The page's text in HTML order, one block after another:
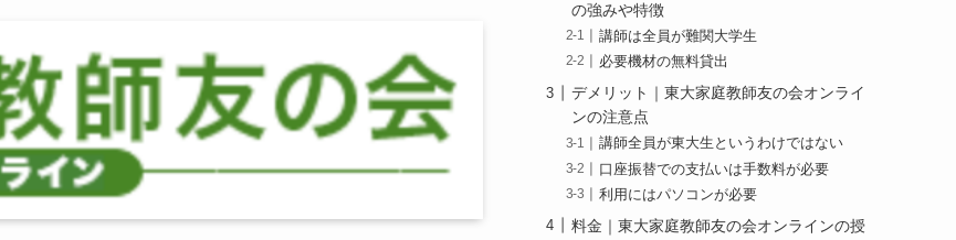
の強みや特徴
講師は全員が難関大学生
必要機材の無料貸出
デメリット｜東大家庭教師友の会オンライ
ンの注意点
講師全員が東大生というわけではない
口座振替での支払いは手数料が必要
利用にはパソコンが必要
料金｜東大家庭教師友の会オンラインの授